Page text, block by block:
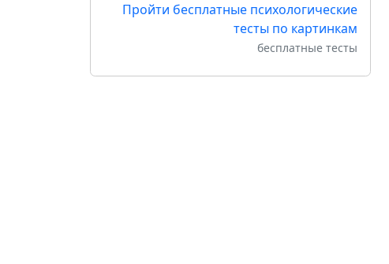
Пройти бесплатные психологические
тесты по картинкам
бесплатные тесты